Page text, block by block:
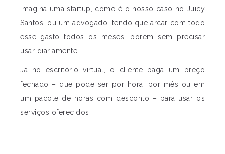
Imagina uma startup, como é o nosso caso no Juicy
Santos, ou um advogado, tendo que arcar com todo
esse gasto todos os meses, porém sem precisar
usar diariamente…
Já no escritório virtual, o cliente paga um preço
fechado – que pode ser por hora, por mês ou em
um pacote de horas com desconto – para usar os
serviços oferecidos.